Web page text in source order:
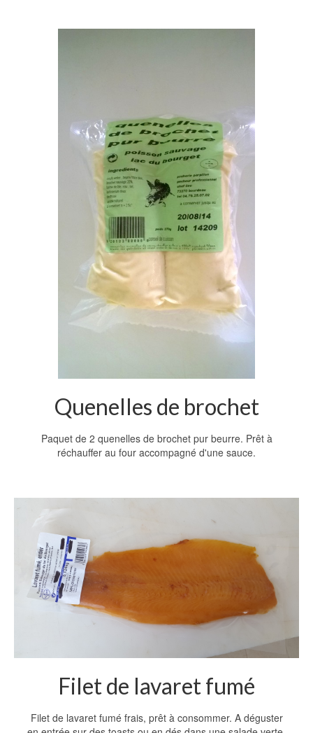
Quenelles de brochet
Paquet de 2 quenelles de brochet pur beurre. Prêt à
réchauffer au four accompagné d'une sauce.
Filet de lavaret fumé
Filet de lavaret fumé frais, prêt à consommer. A déguster